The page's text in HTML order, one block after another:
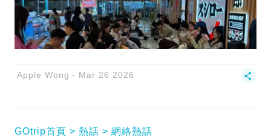
Apple Wong Mar 26 2026
GOtrip首頁 熱話 網絡熱話